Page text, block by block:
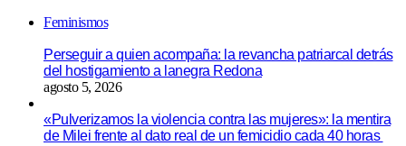
Feminismos
Perseguir a quien acompaña: la revancha patriarcal detrás
del hostigamiento a lanegra Redona
agosto 5, 2026
«Pulverizamos la violencia contra las mujeres»: la mentira
de Milei frente al dato real de un femicidio cada 40 horas